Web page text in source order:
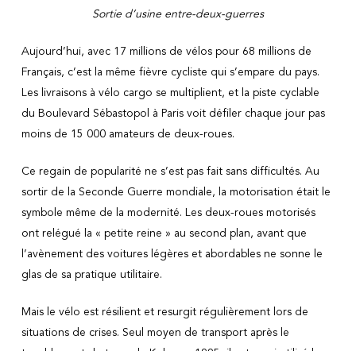
Sortie d’usine entre-deux-guerres
Aujourd’hui, avec 17 millions de vélos pour 68 millions de
Français, c’est la même fièvre cycliste qui s’empare du pays.
Les livraisons à vélo cargo se multiplient, et la piste cyclable
du Boulevard Sébastopol à Paris voit défiler chaque jour pas
moins de 15 000 amateurs de deux-roues.
Ce regain de popularité ne s’est pas fait sans difficultés. Au
sortir de la Seconde Guerre mondiale, la motorisation était le
symbole même de la modernité. Les deux-roues motorisés
ont relégué la « petite reine » au second plan, avant que
l’avènement des voitures légères et abordables ne sonne le
glas de sa pratique utilitaire.
Mais le vélo est résilient et resurgit régulièrement lors de
situations de crises. Seul moyen de transport après le